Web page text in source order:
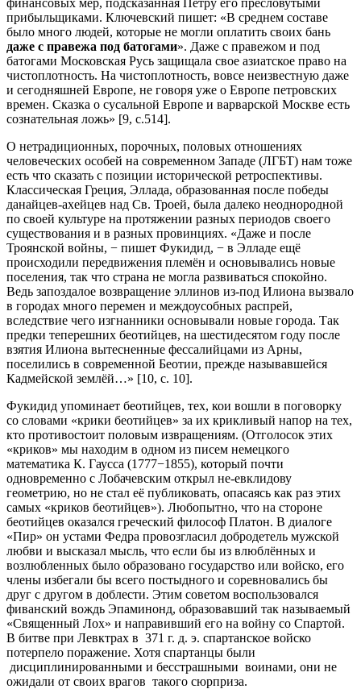
прибыльщиками. Ключевский пишет: «В среднем составе
было много людей, которые не могли оплатить своих бань
даже с правежа под батогами». Даже с правежом и под
батогами Московская Русь защищала свое азиатское право на
чистоплотность. На чистоплотность, вовсе неизвестную даже
и сегодняшней Европе, не говоря уже о Европе петровских
времен. Сказка о сусальной Европе и варварской Москве есть
сознательная ложь» [9, c.514].
О нетрадиционных, порочных, половых отношениях
человеческих особей на современном Западе (ЛГБТ) нам тоже
есть что сказать с позиции исторической ретроспективы.
Классическая Греция, Эллада, образованная после победы
данайцев-ахейцев над Св. Троей, была далеко неоднородной
по своей культуре на протяжении разных периодов своего
существования и в разных провинциях. «Даже и после
Троянской войны, − пишет Фукидид, − в Элладе ещё
происходили передвижения племён и основывались новые
поселения, так что страна не могла развиваться спокойно.
Ведь запоздалое возвращение эллинов из-под Илиона вызвало
в городах много перемен и междоусобных распрей,
вследствие чего изгнанники основывали новые города. Так
предки теперешних беотийцев, на шестидесятом году после
взятия Илиона вытесненные фессалийцами из Арны,
поселились в современной Беотии, прежде называвшейся
Кадмейской землёй…» [10, c. 10].
Фукидид упоминает беотийцев, тех, кои вошли в поговорку
со словами «крики беотийцев» за их крикливый напор на тех,
кто противостоит половым извращениям. (Отголосок этих
«криков» мы находим в одном из писем немецкого
математика К. Гаусса (1777−1855), который почти
одновременно с Лобачевским открыл не-евклидову
геометрию, но не стал её публиковать, опасаясь как раз этих
самых «криков беотийцев»). Любопытно, что на стороне
беотийцев оказался греческий философ Платон. В диалоге
«Пир» он устами Федра провозгласил добродетель мужской
любви и высказал мысль, что если бы из влюблённых и
возлюбленных было образовано государство или войско, его
члены избегали бы всего постыдного и соревновались бы
друг с другом в доблести. Этим советом воспользовался
фиванский вождь Эпаминонд, образовавший так называемый
«Священный Лох» и направивший его на войну со Спартой.
В битве при Левктрах в 371 г. д. э. спартанское войско
потерпело поражение. Хотя спартанцы были
дисциплинированными и бесстрашными воинами, они не
ожидали от своих врагов такого сюрприза.